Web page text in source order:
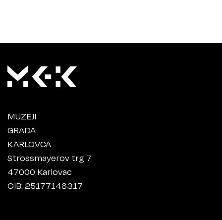
MUZEJI
GRADA
KARLOVCA
Strossmayerov trg 7
47000 Karlovac
OIB: 25177148317